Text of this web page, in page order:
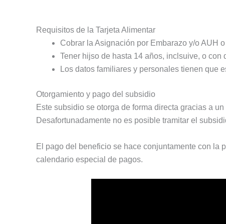
Requisitos de la Tarjeta Alimentar
Cobrar la Asignación por Embarazo y/o AUH
Tener hijso de hasta 14 años, inclsuive, o con
Los datos familiares y personales tienen que
Otorgamiento y pago del subsidio
Este subsidio se otorga de forma directa gracias a
Desafortunadamente no es posible tramitar el
El pago del beneficio se hace conjuntamente con la
calendario especial de pagos.